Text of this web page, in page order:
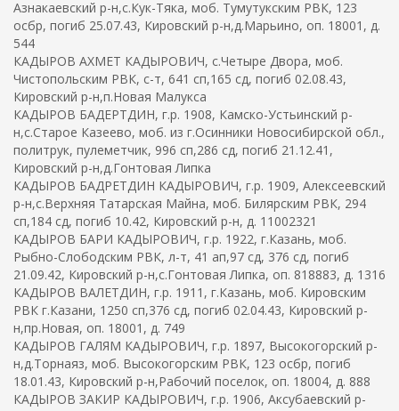
Азнакаевский р-н,с.Кук-Тяка, моб. Тумутукским РВК, 123
осбр, погиб 25.07.43, Кировский р-н,д.Марьино, оп. 18001, д.
544
КАДЫРОВ АХМЕТ КАДЫРОВИЧ, с.Четыре Двора, моб.
Чистопольским РВК, с-т, 641 сп,165 сд, погиб 02.08.43,
Кировский р-н,п.Новая Малукса
КАДЫРОВ БАДЕРТДИН, г.р. 1908, Камско-Устьинский р-
н,с.Старое Казеево, моб. из г.Осинники Новосибирской обл.,
политрук, пулеметчик, 996 сп,286 сд, погиб 21.12.41,
Кировский р-н,д.Гонтовая Липка
КАДЫРОВ БАДРЕТДИН КАДЫРОВИЧ, г.р. 1909, Алексеевский
р-н,с.Верхняя Татарская Майна, моб. Билярским РВК, 294
сп,184 сд, погиб 10.42, Кировский р-н, д. 11002321
КАДЫРОВ БАРИ КАДЫРОВИЧ, г.р. 1922, г.Казань, моб.
Рыбно-Слободским РВК, л-т, 41 ап,97 сд, 376 сд, погиб
21.09.42, Кировский р-н,с.Гонтовая Липка, оп. 818883, д. 1316
КАДЫРОВ ВАЛЕТДИН, г.р. 1911, г.Казань, моб. Кировским
РВК г.Казани, 1250 сп,376 сд, погиб 02.04.43, Кировский р-
н,пр.Новая, оп. 18001, д. 749
КАДЫРОВ ГАЛЯМ КАДЫРОВИЧ, г.р. 1897, Высокогорский р-
н,д.Торнаяз, моб. Высокогорским РВК, 123 осбр, погиб
18.01.43, Кировский р-н,Рабочий поселок, оп. 18004, д. 888
КАДЫРОВ ЗАКИР КАДЫРОВИЧ, г.р. 1906, Аксубаевский р-